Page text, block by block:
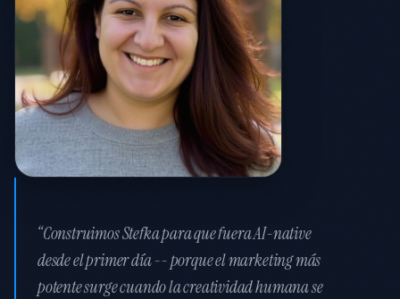
“Construimos Stefka para que fuera AI-native
desde el primer día -- porque el marketing más
potente surge cuando la creatividad humana se